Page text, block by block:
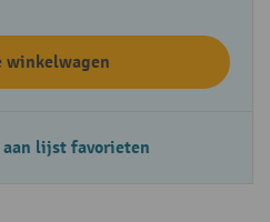
winkelwagen
aan lijst favorieten